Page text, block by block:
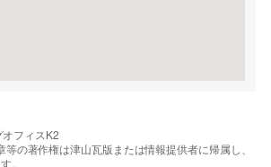
フィスK2
の著作権は津山瓦版または情報提供者に帰属し、
。